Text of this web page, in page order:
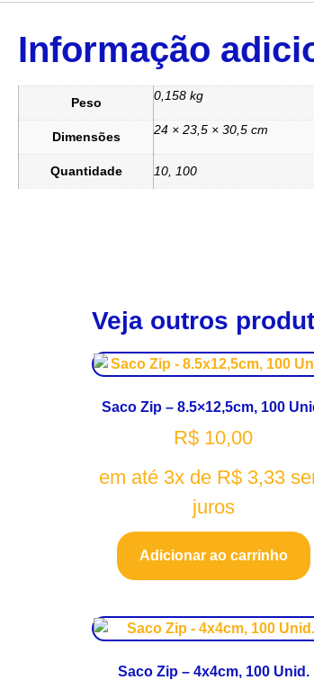
Informação
Peso 0,158 kg
Dimensões 24 × 23,5 × 30,5 cm
Quantidade 10, 100
Veja outros
Saco Zip – 8.5×12,5cm, 100
R$ 10,00
em até 3x de R$ 3,33
juros
Adicionar ao carrinho
Saco Zip – 4x4cm, 100 Unid.